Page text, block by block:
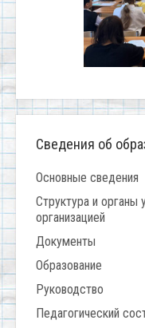
Сведения об
Основные сведения
Структура и органы
организацией
Документы
Образование
Руководство
Педагогический